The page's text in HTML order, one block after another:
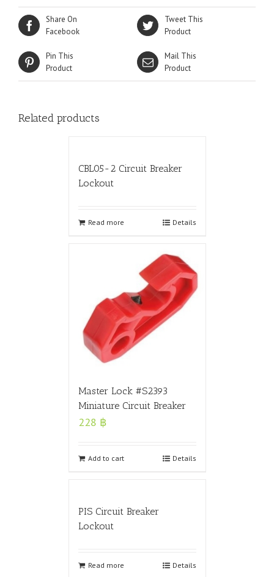
Share On
Facebook
Tweet This
Product
Pin This
Product
Mail This
Product
Related products
CBL05-2 Circuit Breaker
Lockout
Read more Details
Master Lock #S2393
Miniature Circuit Breaker
228 ฿
Add to cart Details
PIS Circuit Breaker
Lockout
Read more Details